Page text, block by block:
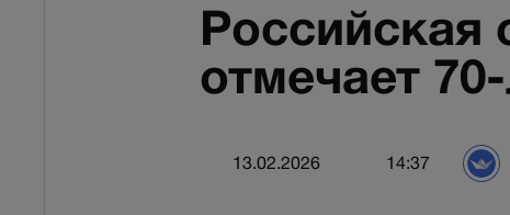
Российская
отмечает
13.02.2026 14:37